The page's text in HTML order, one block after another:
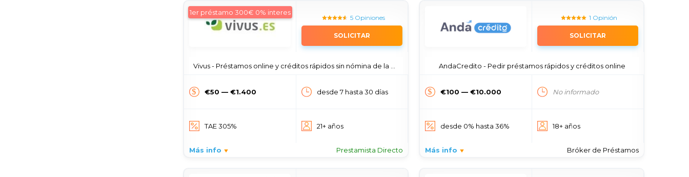
1er préstamo 300€ 0% interes
5 Opiniones
SOLICITAR
Vivus - Préstamos online y créditos rápidos sin nómina de la App
€50 — €1.400 desde 7 hasta 30 días
TAE 305% 21+ años
Más info Prestamista Directo
1 Opinión
SOLICITAR
AndaCredito - Pedir préstamos rápidos y créditos online
€100 — €10.000 No informado
desde 0% hasta 36% 18+ años
Más info Bróker de Préstamos